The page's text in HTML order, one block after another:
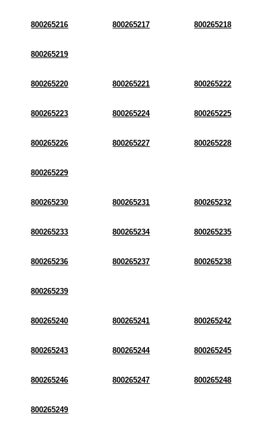
800265216 800265217 800265218
800265219
800265220 800265221 800265222
800265223 800265224 800265225
800265226 800265227 800265228
800265229
800265230 800265231 800265232
800265233 800265234 800265235
800265236 800265237 800265238
800265239
800265240 800265241 800265242
800265243 800265244 800265245
800265246 800265247 800265248
800265249